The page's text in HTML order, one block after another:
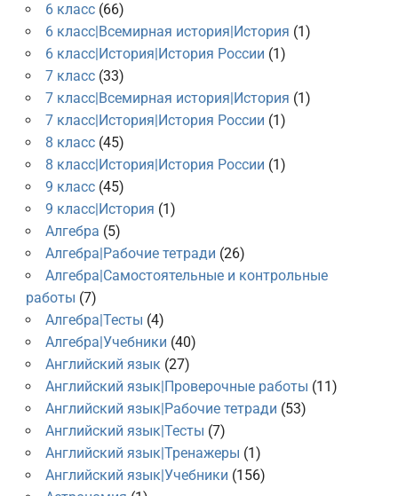
6 класс(66)
6 класс|Всемирная история|История (1)
6 класс|История|История России (1)
7 класс(33)
7 класс|Всемирная история|История (1)
7 класс|История|История России (1)
8 класс(45)
8 класс|История|История России (1)
9 класс(45)
9 класс|История (1)
Алгебра (5)
Алгебра|Рабочие тетради (26)
Алгебра|Самостоятельные и контрольные
работы (7)
Алгебра|Тесты (4)
Алгебра|Учебники (40)
Английский язык(27)
Английский язык|Проверочные работы (11)
Английский язык|Рабочие тетради (53)
Английский язык|Тесты (7)
Английский язык|Тренажеры (1)
Английский язык|Учебники (156)